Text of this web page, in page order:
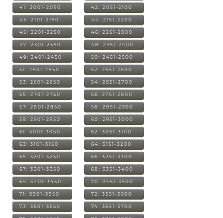
41: 2001-2050 42: 2051-2100
43: 2101-2150 44: 2151-2200
45: 2201-2250 46: 2251-2300
47: 2301-2350 48: 2351-2400
49: 2401-2450 50: 2451-2500
51: 2501-2550 52: 2551-2600
53: 2601-2650 54: 2651-2700
55: 2701-2750 56: 2751-2800
57: 2801-2850 58: 2851-2900
59: 2901-2950 60: 2951-3000
61: 3001-3050 62: 3051-3100
63: 3101-3150 64: 3151-3200
65: 3201-3250 66: 3251-3300
67: 3301-3350 68: 3351-3400
69: 3401-3450 70: 3451-3500
71: 3501-3550 72: 3551-3600
73: 3601-3650 74: 3651-3700